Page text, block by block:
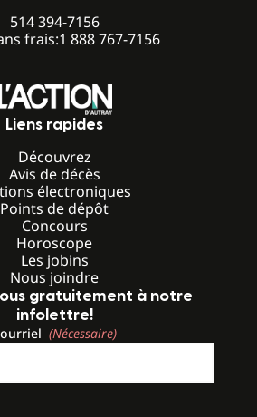
514 394-7156
frais:1 888 767-7156
Liens rapides
Découvrez
Avis de décès
électroniques
Points de dépôt
Concours
Horoscope
Les jobins
Nous joindre
gratuitement à notre
infolettre!
(Nécessaire)